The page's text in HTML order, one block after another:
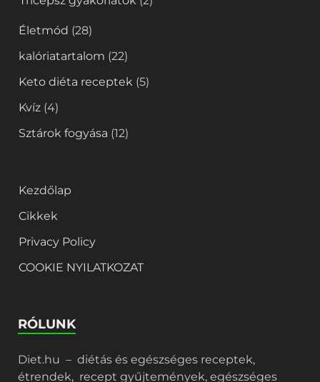
Életmód (28)
kalóriatartalom (22)
Keto diéta receptek (5)
Kvíz (4)
Sztárok fogyása (12)
Kezdőlap
Cikkek
Privacy Policy
COOKIE NYILATKOZAT
RÓLUNK
Diet.hu – diétás és egészséges receptek,
étrendek, recept gyűjtemények, egészséges